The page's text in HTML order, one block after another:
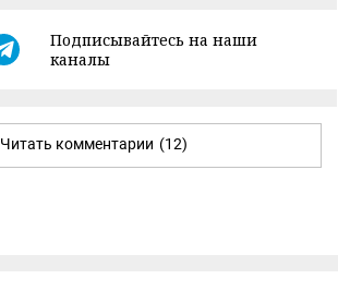
Подписывайтесь на наши
каналы
Читать комментарии (12)